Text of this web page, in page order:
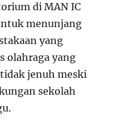
di MAN IC
menunjang
yang
olahraga yang
jenuh meski
sekolah